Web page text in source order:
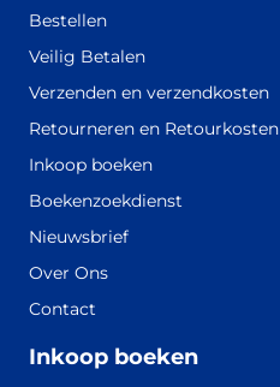
Bestellen
Veilig Betalen
Verzenden en verzendkosten
Retourneren en Retourkosten
Inkoop boeken
Boekenzoekdienst
Nieuwsbrief
Over Ons
Contact
Inkoop boeken